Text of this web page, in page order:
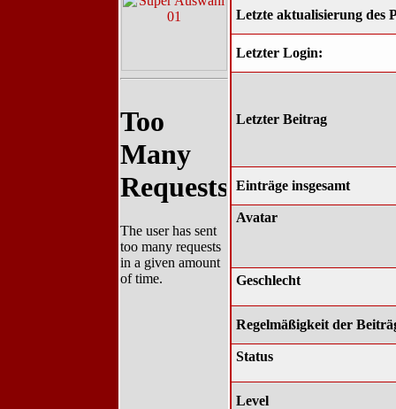
Letzte aktualisierung des
Letzter Login:
Letzter Beitrag
Einträge insgesamt
Avatar
Geschlecht
Regelmäßigkeit der
Status
Level